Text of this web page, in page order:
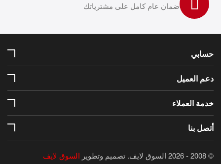
ضمان عام كامل على مشترياتك
حسابي
دعم العميل
خدمة العملاء
أتصل بنا
© 2008 - 2026 السوق لايف. تصميم وتطوير السوق لايف